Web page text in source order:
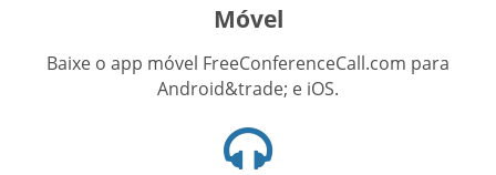
Móvel
Baixe o app móvel FreeConferenceCall.com para
Android&trade; e iOS.
de